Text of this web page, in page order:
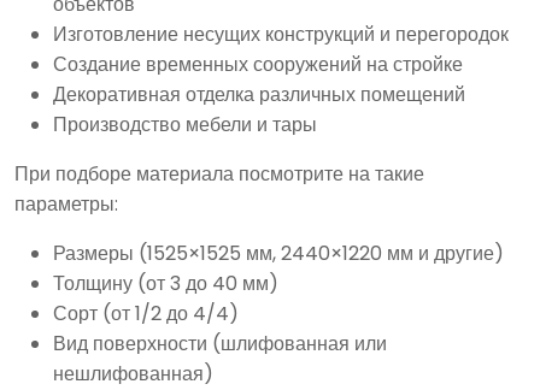
Изготовление несущих конструкций и перегородок
Создание временных сооружений на стройке
Декоративная отделка различных помещений
Производство мебели и тары
При подборе материала посмотрите на такие
параметры:
Размеры (1525×1525 мм, 2440×1220 мм и другие)
Толщину (от 3 до 40 мм)
Сорт (от 1/2 до 4/4)
Вид поверхности (шлифованная или
нешлифованная)